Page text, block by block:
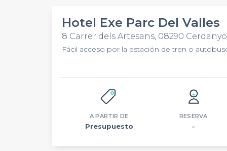
Hotel Exe Parc Del Valles
8 Carrer dels Artesans, 08290
Fácil acceso por la estación de tren o
A PARTIR DE
Presupuesto
RESERVA
–